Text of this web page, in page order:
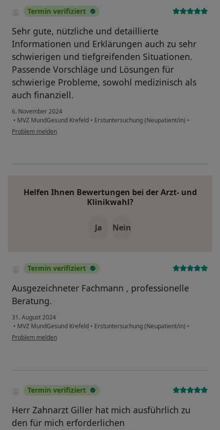
Termin verifiziert
Sehr gute, nützliche und detaillierte
Informationen und Erklärungen auch zu sehr
schwierigen und tiefgreifenden Situationen.
Passende Vorschläge und Lösungen für
schwierige Probleme, sowohl medizinisch als
auch finanziell.
6. November 2024
• MVZ MundGesund Krefeld • Erstuntersuchung (Neupatient/in) •
Problem melden
Helfen Ihnen Bewertungen bei der Arzt- und
Klinikwahl?
Ja Nein
Termin verifiziert
Ausgezeichneter Fachmann , professionelle
Beratung.
31. August 2024
• MVZ MundGesund Krefeld • Erstuntersuchung (Neupatient/in) •
Problem melden
Termin verifiziert
Herr Zahnarzt Giller hat mich ausführlich zu
den für mich erforderlichen